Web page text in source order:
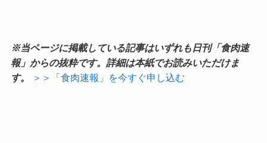
※当ページに掲載している記事はいずれも日刊「食肉速
報」からの抜粋です。詳細は本紙でお読みいただけま
す。
＞＞「食肉速報」を今すぐ申し込む